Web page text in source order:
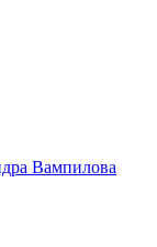
Вампилова